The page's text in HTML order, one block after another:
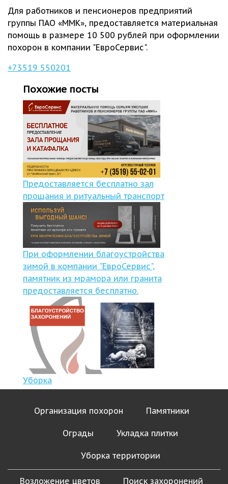
Для работников и пенсионеров предприятий
группы ПАО «ММК», предоставляется материальная
помощь в размере 10 500 рублей при оформлении
похорон в компании "ЕвроСервис".
+73519 550201
Похожие посты
Предоставляется бесплатно зал
прощания и ритуальный транспорт
При оформлении благоустройства
зимой в компании "ЕвроСервис",
памятник из мрамора или гранита
предоставляется бесплатно.
Уборка
Организация похорон Памятники
Ограды Укладка плитки
Уборка территории
Возложение цветов Поиск захоронений